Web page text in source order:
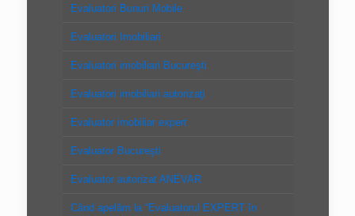
Evaluatori Bunuri Mobile
Evaluatori Imobiliari
Evaluatori imobiliari Bucureşti
Evaluatori imobiliari autorizaţi
Evaluator imobiliar expert
Evaluator Bucureşti
Evaluator autorizat ANEVAR
Când apelăm la “Evaluatorul EXPERT în